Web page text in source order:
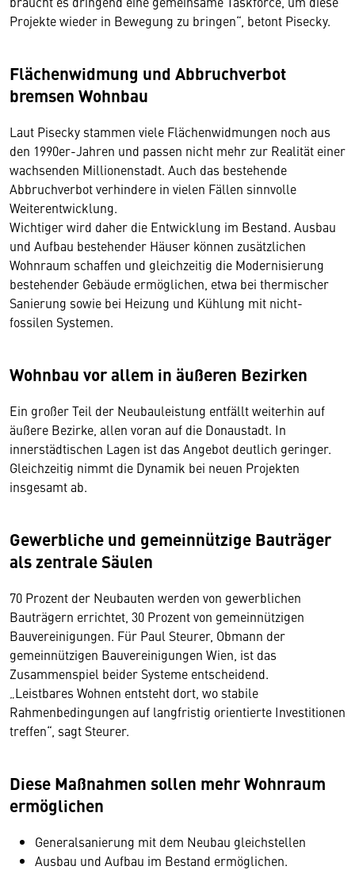
Projekte wieder in Bewegung zu bringen“, betont Pisecky.
Flächenwidmung und Abbruchverbot
bremsen Wohnbau
Laut Pisecky stammen viele Flächenwidmungen noch aus
den 1990er-Jahren und passen nicht mehr zur Realität einer
wachsenden Millionenstadt. Auch das bestehende
Abbruchverbot verhindere in vielen Fällen sinnvolle
Weiterentwicklung.
Wichtiger wird daher die Entwicklung im Bestand. Ausbau
und Aufbau bestehender Häuser können zusätzlichen
Wohnraum schaffen und gleichzeitig die Modernisierung
bestehender Gebäude ermöglichen, etwa bei thermischer
Sanierung sowie bei Heizung und Kühlung mit nicht-
fossilen Systemen.
Wohnbau vor allem in äußeren Bezirken
Ein großer Teil der Neubauleistung entfällt weiterhin auf
äußere Bezirke, allen voran auf die Donaustadt. In
innerstädtischen Lagen ist das Angebot deutlich geringer.
Gleichzeitig nimmt die Dynamik bei neuen Projekten
insgesamt ab.
Gewerbliche und gemeinnützige Bauträger
als zentrale Säulen
70 Prozent der Neubauten werden von gewerblichen
Bauträgern errichtet, 30 Prozent von gemeinnützigen
Bauvereinigungen. Für Paul Steurer, Obmann der
gemeinnützigen Bauvereinigungen Wien, ist das
Zusammenspiel beider Systeme entscheidend.
„Leistbares Wohnen entsteht dort, wo stabile
Rahmenbedingungen auf langfristig orientierte Investitionen
treffen“, sagt Steurer.
Diese Maßnahmen sollen mehr Wohnraum
ermöglichen
Generalsanierung mit dem Neubau gleichstellen
Ausbau und Aufbau im Bestand ermöglichen.